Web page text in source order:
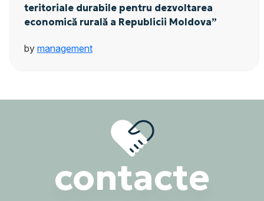
teritoriale durabile pentru dezvoltarea
economică rurală a Republicii Moldova”
by management
contacte